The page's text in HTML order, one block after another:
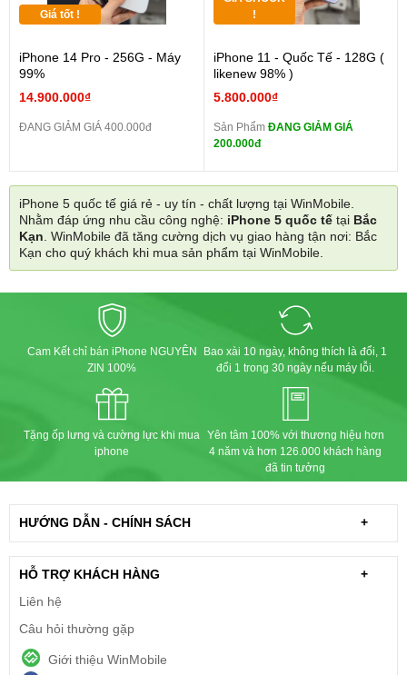
Giá tốt !
iPhone 14 Pro - 256G - Máy
99%
14.900.000₫
ĐANG GIẢM GIÁ 400.000đ
!
iPhone 11 - Quốc Tế - 128G (
likenew 98% )
5.800.000₫
Sản Phẩm ĐANG GIẢM GIÁ
200.000đ
iPhone 5 quốc tế giá rẻ - uy tín - chất lượng tại WinMobile.
Nhằm đáp ứng nhu cầu công nghệ: iPhone 5 quốc tế tại Bắc
Kạn. WinMobile đã tăng cường dịch vụ giao hàng tận nơi: Bắc
Kạn cho quý khách khi mua sản phẩm tại WinMobile.
Cam Kết chỉ bán iPhone NGUYÊN
ZIN 100%
Bao xài 10 ngày, không thích là đổi, 1
đổi 1 trong 30 ngày nếu máy lỗi.
Tặng ốp lưng và cường lực khi mua
iphone
Yên tâm 100% với thương hiệu hơn
4 năm và hơn 126.000 khách hàng
đã tin tưởng
HƯỚNG DẪN - CHÍNH SÁCH +
HỖ TRỢ KHÁCH HÀNG
+
Liên hệ
Câu hỏi thường gặp
Giới thiệu WinMobile